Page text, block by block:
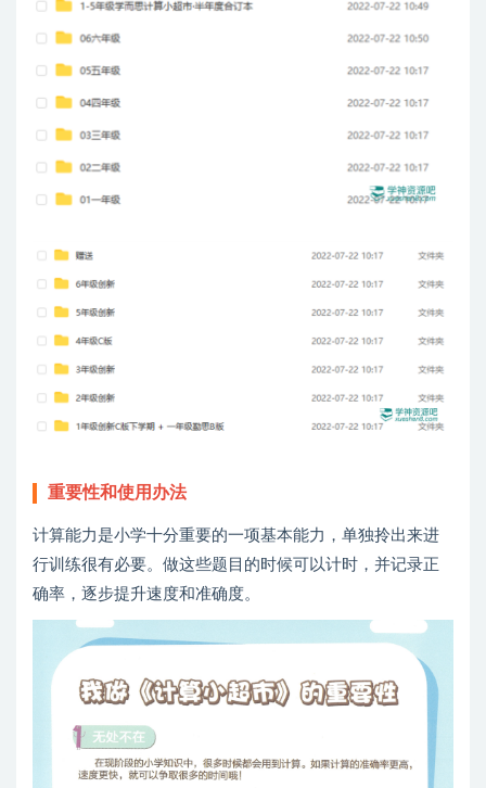
重要性和使用办法
计算能力是小学十分重要的一项基本能力，单独拎出来进
行训练很有必要。做这些题目的时候可以计时，并记录正
确率，逐步提升速度和准确度。